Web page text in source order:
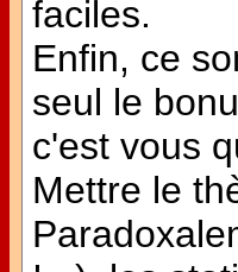
faciles.
Enfin, ce
seul le
c'est vous
Mettre le